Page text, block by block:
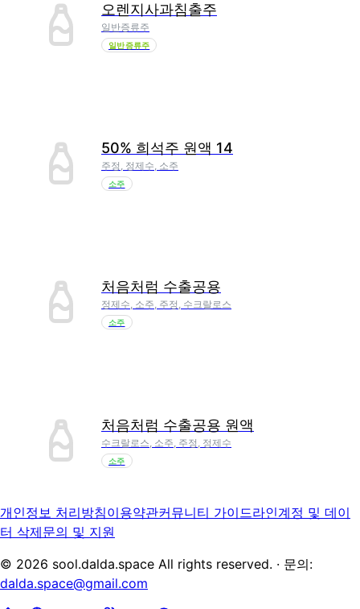
오렌지사과침출주
일반증류주
일반증류주
50% 희석주 원액 14
주정, 정제수, 소주
소주
처음처럼 수출공용
정제수, 소주, 주정, 수크랄로스
소주
처음처럼 수출공용 원액
수크랄로스, 소주, 주정, 정제수
소주
개인정보 처리방침이용약관커뮤니티 가이드라인계정 및 데이
터 삭제문의 및 지원
© 2026 sool.dalda.space All rights reserved. · 문의:
dalda.space@gmail.com